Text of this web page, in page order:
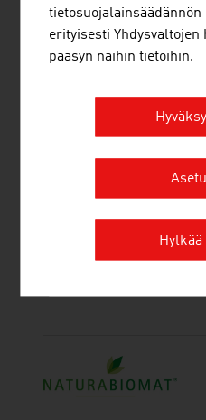
BADGER METER
HEISERTEC GMBH
erityisesti Yhdysvaltojen
pääsyn näihin tietoihin.